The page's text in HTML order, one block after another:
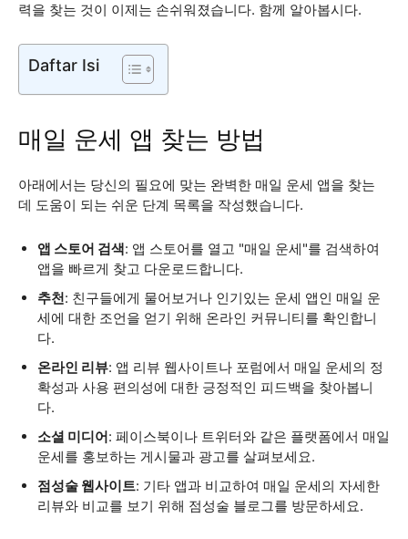
력을 찾는 것이 이제는 손쉬워졌습니다. 함께 알아봅시다.
Daftar Isi
매일 운세 앱 찾는 방법
아래에서는 당신의 필요에 맞는 완벽한 매일 운세 앱을 찾는
데 도움이 되는 쉬운 단계 목록을 작성했습니다.
앱 스토어 검색: 앱 스토어를 열고 "매일 운세"를 검색하여
앱을 빠르게 찾고 다운로드합니다.
추천: 친구들에게 물어보거나 인기있는 운세 앱인 매일 운
세에 대한 조언을 얻기 위해 온라인 커뮤니티를 확인합니
다.
온라인 리뷰: 앱 리뷰 웹사이트나 포럼에서 매일 운세의 정
확성과 사용 편의성에 대한 긍정적인 피드백을 찾아봅니
다.
소셜 미디어: 페이스북이나 트위터와 같은 플랫폼에서 매일
운세를 홍보하는 게시물과 광고를 살펴보세요.
점성술 웹사이트: 기타 앱과 비교하여 매일 운세의 자세한
리뷰와 비교를 보기 위해 점성술 블로그를 방문하세요.